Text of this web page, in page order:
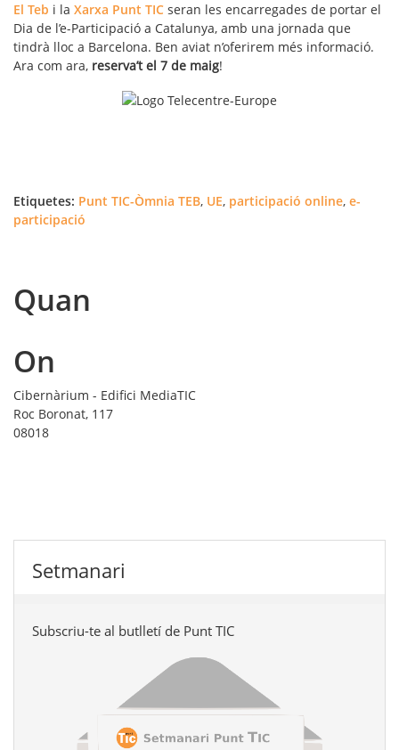
El Teb i la Xarxa Punt TIC seran les encarregades de portar el
Dia de l’e-Participació a Catalunya, amb una jornada que
tindrà lloc a Barcelona. Ben aviat n’oferirem més informació.
Ara com ara, reserva’t el 7 de maig!
Etiquetes: Punt TIC-Òmnia TEB, UE, participació online, e-
participació
Quan
On
Cibernàrium - Edifici MediaTIC
Roc Boronat, 117
08018
Setmanari
Subscriu-te al butlletí de Punt TIC